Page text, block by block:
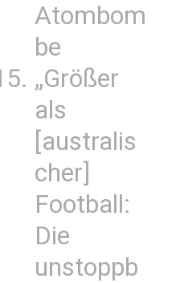
Atombom
be
„Größer
als
[australis
cher]
Football:
Die
unstoppb